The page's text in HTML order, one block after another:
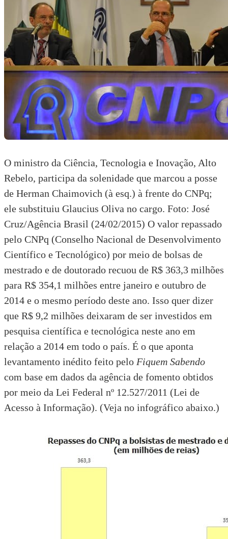
O ministro da Ciência, Tecnologia e Inovação, Alto
Rebelo, participa da solenidade que marcou a posse
de Herman Chaimovich (à esq.) à frente do CNPq;
ele substituiu Glaucius Oliva no cargo. Foto: José
Cruz/Agência Brasil (24/02/2015) O valor repassado
pelo CNPq (Conselho Nacional de Desenvolvimento
Científico e Tecnológico) por meio de bolsas de
mestrado e de doutorado recuou de R$ 363,3 milhões
para R$ 354,1 milhões entre janeiro e outubro de
2014 e o mesmo período deste ano. Isso quer dizer
que R$ 9,2 milhões deixaram de ser investidos em
pesquisa científica e tecnológica neste ano em
relação a 2014 em todo o país. É o que aponta
levantamento inédito feito pelo Fiquem Sabendo
com base em dados da agência de fomento obtidos
por meio da Lei Federal nº 12.527/2011 (Lei de
Acesso à Informação). (Veja no infográfico abaixo.)